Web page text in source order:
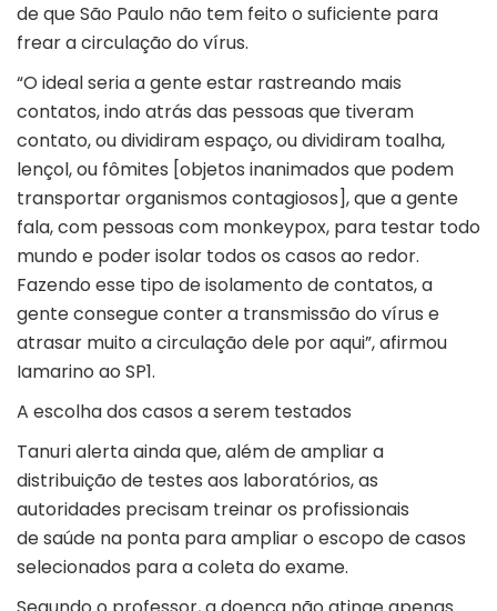
de que São Paulo não tem feito o suficiente para
frear a circulação do vírus.
“O ideal seria a gente estar rastreando mais
contatos, indo atrás das pessoas que tiveram
contato, ou dividiram espaço, ou dividiram toalha,
lençol, ou fômites [objetos inanimados que podem
transportar organismos contagiosos], que a gente
fala, com pessoas com monkeypox, para testar todo
mundo e poder isolar todos os casos ao redor.
Fazendo esse tipo de isolamento de contatos, a
gente consegue conter a transmissão do vírus e
atrasar muito a circulação dele por aqui”, afirmou
Iamarino ao SP1.
A escolha dos casos a serem testados
Tanuri alerta ainda que, além de ampliar a
distribuição de testes aos laboratórios, as
autoridades precisam treinar os profissionais
de saúde na ponta para ampliar o escopo de casos
selecionados para a coleta do exame.